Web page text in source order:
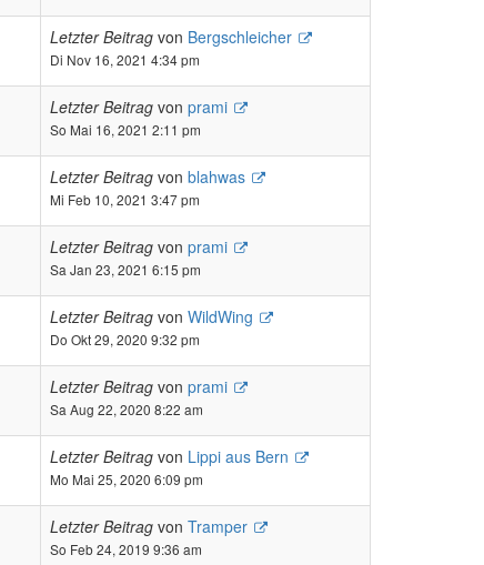
Letzter Beitrag von Bergschleicher
Di Nov 16, 2021 4:34 pm
Letzter Beitrag von prami
So Mai 16, 2021 2:11 pm
Letzter Beitrag von blahwas
Mi Feb 10, 2021 3:47 pm
Letzter Beitrag von prami
Sa Jan 23, 2021 6:15 pm
Letzter Beitrag von WildWing
Do Okt 29, 2020 9:32 pm
Letzter Beitrag von prami
Sa Aug 22, 2020 8:22 am
Letzter Beitrag von Lippi aus Bern
Mo Mai 25, 2020 6:09 pm
Letzter Beitrag von Tramper
So Feb 24, 2019 9:36 am